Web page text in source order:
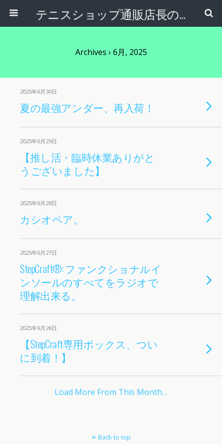
テニスショップ通販店長のブログ＠テニスショップLAFINO 西山克久
Archives › 6月, 2025
2025年6月30日
夏の最強アンダー、再入荷！
2025年6月29日
【推し活・臨時休業ありがと
うございました】
2025年6月28日
カシオペア。
2025年6月27日
StepCraft®: ファンクショナルイ
ンソールのすべてをラジオで
理解出来る。
2025年6月26日
【StepCraft専用ボックス、つい
に到着！】
Load More From This Month…
Back to top